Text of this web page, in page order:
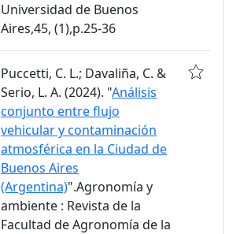
Universidad de Buenos
Aires,45, (1),p.25-36
Puccetti, C. L.; Davaliña, C. &
Serio, L. A. (2024). "Análisis
conjunto entre flujo
vehicular y contaminación
atmosférica en la Ciudad de
Buenos Aires
(Argentina)".Agronomía y
ambiente : Revista de la
Facultad de Agronomía de la